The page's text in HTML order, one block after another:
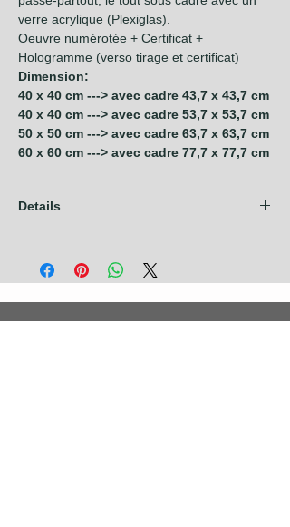
verre acrylique (Plexiglas).
Oeuvre numérotée + Certificat +
Hologramme (verso tirage et certificat)
Dimension:
40 x 40 cm ---> avec cadre 43,7 x 43,7 cm
40 x 40 cm ---> avec cadre 53,7 x 53,7 cm
50 x 50 cm ---> avec cadre 63,7 x 63,7 cm
60 x 60 cm ---> avec cadre 77,7 x 77,7 cm
Details
Européenne + Royaume Uni + Canada +